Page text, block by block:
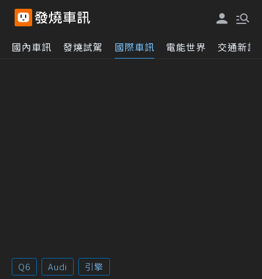
國內車訊 發燒試駕 國際車訊 電能世界 交通新訊
Q6 Audi 引擎